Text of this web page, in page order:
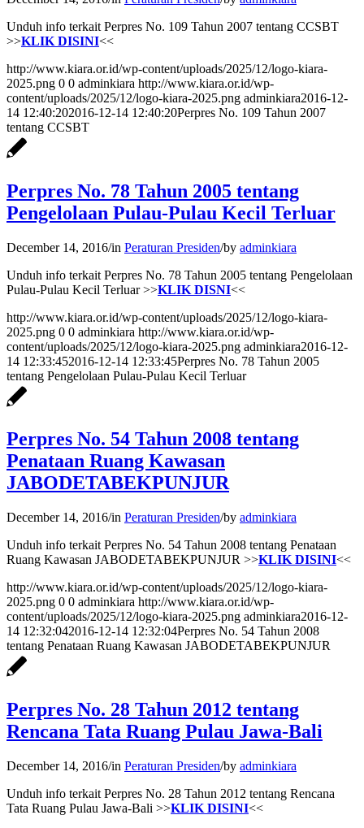
Unduh info terkait Perpres No. 109 Tahun 2007 tentang CCSBT
>>KLIK DISINI<<
http://www.kiara.or.id/wp-content/uploads/2025/12/logo-kiara-
2025.png 0 0 adminkiara http://www.kiara.or.id/wp-
content/uploads/2025/12/logo-kiara-2025.png adminkiara2016-12-
14 12:40:202016-12-14 12:40:20Perpres No. 109 Tahun 2007
tentang CCSBT
Perpres No. 78 Tahun 2005 tentang
Pengelolaan Pulau-Pulau Kecil Terluar
December 14, 2016/in Peraturan Presiden/by adminkiara
Unduh info terkait Perpres No. 78 Tahun 2005 tentang Pengelolaan
Pulau-Pulau Kecil Terluar >>KLIK DISNI<<
http://www.kiara.or.id/wp-content/uploads/2025/12/logo-kiara-
2025.png 0 0 adminkiara http://www.kiara.or.id/wp-
content/uploads/2025/12/logo-kiara-2025.png adminkiara2016-12-
14 12:33:452016-12-14 12:33:45Perpres No. 78 Tahun 2005
tentang Pengelolaan Pulau-Pulau Kecil Terluar
Perpres No. 54 Tahun 2008 tentang
Penataan Ruang Kawasan
JABODETABEKPUNJUR
December 14, 2016/in Peraturan Presiden/by adminkiara
Unduh info terkait Perpres No. 54 Tahun 2008 tentang Penataan
Ruang Kawasan JABODETABEKPUNJUR >>KLIK DISINI<<
http://www.kiara.or.id/wp-content/uploads/2025/12/logo-kiara-
2025.png 0 0 adminkiara http://www.kiara.or.id/wp-
content/uploads/2025/12/logo-kiara-2025.png adminkiara2016-12-
14 12:32:042016-12-14 12:32:04Perpres No. 54 Tahun 2008
tentang Penataan Ruang Kawasan JABODETABEKPUNJUR
Perpres No. 28 Tahun 2012 tentang
Rencana Tata Ruang Pulau Jawa-Bali
December 14, 2016/in Peraturan Presiden/by adminkiara
Unduh info terkait Perpres No. 28 Tahun 2012 tentang Rencana
Tata Ruang Pulau Jawa-Bali >>KLIK DISINI<<